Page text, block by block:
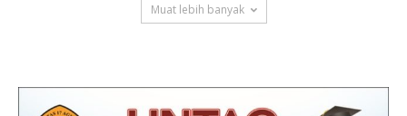
Muat lebih banyak